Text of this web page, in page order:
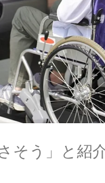
そう」と紹